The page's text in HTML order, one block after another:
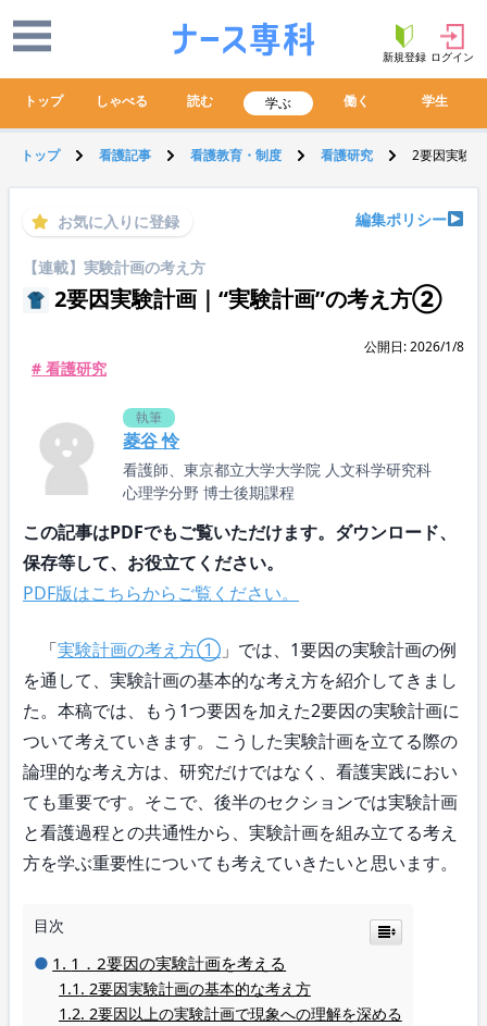
新規登録 ログイン
トップ しゃべる 読む 学ぶ 働く 学生
トップ 看護記事 看護教育・制度 看護研究 2要因実験
お気に入りに登録 編集ポリシー
【連載】実験計画の考え方
2要因実験計画｜“実験計画”の考え方②
公開日: 2026/1/8
# 看護研究
執筆
菱谷 怜
看護師、東京都立大学大学院 人文科学研究科
心理学分野 博士後期課程
この記事はPDFでもご覧いただけます。ダウンロード、
保存等して、お役立てください。
PDF版はこちらからご覧ください。
「実験計画の考え方① 」では、1要因の実験計画の例
を通して、実験計画の基本的な考え方を紹介してきまし
た。本稿では、もう1つ要因を加えた2要因の実験計画に
ついて考えていきます。こうした実験計画を立てる際の
論理的な考え方は、研究だけではなく、看護実践におい
ても重要です。そこで、後半のセクションでは実験計画
と看護過程との共通性から、実験計画を組み立てる考え
方を学ぶ重要性についても考えていきたいと思います。
目次
1．2要因の実験計画を考える
2要因実験計画の基本的な考え方
2要因以上の実験計画で現象への理解を深める